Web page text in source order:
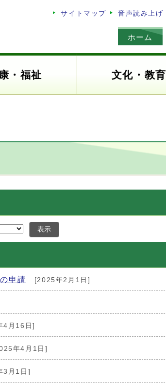
サイトマップ 音声読み上げ
ホーム
・福祉 文化・教育
表示
申請 [2025年2月1日]
4月16日]
年4月1日]
3月1日]